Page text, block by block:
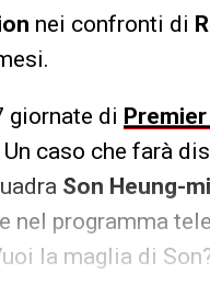
nei confronti di
giornate di
caso che farà
Son Heung-
nel programma
la maglia di